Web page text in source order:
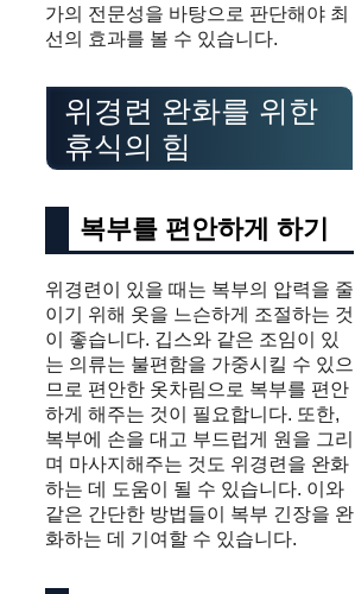
가의 전문성을 바탕으로 판단해야 최
선의 효과를 볼 수 있습니다.
위경련 완화를 위한
휴식의 힘
복부를 편안하게 하기
위경련이 있을 때는 복부의 압력을 줄
이기 위해 옷을 느슨하게 조절하는 것
이 좋습니다. 깁스와 같은 조임이 있
는 의류는 불편함을 가중시킬 수 있으
므로 편안한 옷차림으로 복부를 편안
하게 해주는 것이 필요합니다. 또한,
복부에 손을 대고 부드럽게 원을 그리
며 마사지해주는 것도 위경련을 완화
하는 데 도움이 될 수 있습니다. 이와
같은 간단한 방법들이 복부 긴장을 완
화하는 데 기여할 수 있습니다.